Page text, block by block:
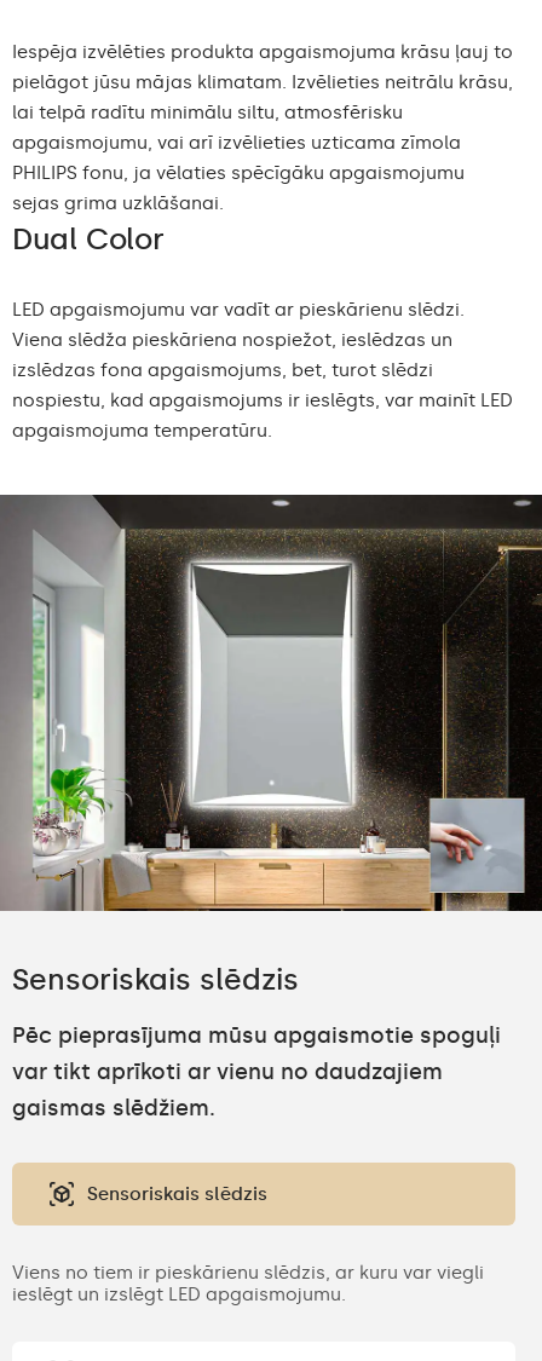
Iespēja izvēlēties produkta apgaismojuma krāsu ļauj to
pielāgot jūsu mājas klimatam. Izvēlieties neitrālu krāsu,
lai telpā radītu minimālu siltu, atmosfērisku
apgaismojumu, vai arī izvēlieties uzticama zīmola
PHILIPS fonu, ja vēlaties spēcīgāku apgaismojumu
sejas grima uzklāšanai.
Dual Color
LED apgaismojumu var vadīt ar pieskārienu slēdzi.
Viena slēdža pieskāriena nospiežot, ieslēdzas un
izslēdzas fona apgaismojums, bet, turot slēdzi
nospiestu, kad apgaismojums ir ieslēgts, var mainīt LED
apgaismojuma temperatūru.
Sensoriskais slēdzis
Pēc pieprasījuma mūsu apgaismotie spoguļi
var tikt aprīkoti ar vienu no daudzajiem
gaismas slēdžiem.
Sensoriskais slēdzis
Viens no tiem ir pieskārienu slēdzis, ar kuru var viegli
ieslēgt un izslēgt LED apgaismojumu.